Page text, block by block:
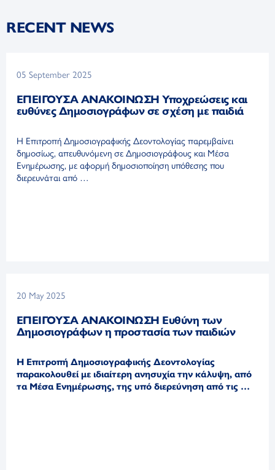
RECENT NEWS
05 September 2025
ΕΠΕΙΓΟΥΣΑ ΑΝΑΚΟΙΝΩΣΗ Υποχρεώσεις και
ευθύνες Δημοσιογράφων σε σχέση με παιδιά
Η Επιτροπή Δημοσιογραφικής Δεοντολογίας παρεμβαίνει
δημοσίως, απευθυνόμενη σε Δημοσιογράφους και Μέσα
Ενημέρωσης, με αφορμή δημοσιοποίηση υπόθεσης που
διερευνάται από …
20 May 2025
ΕΠΕΙΓΟΥΣΑ ΑΝΑΚΟΙΝΩΣΗ Ευθύνη των
Δημοσιογράφων η προστασία των παιδιών
Η Επιτροπή Δημοσιογραφικής Δεοντολογίας
παρακολουθεί με ιδιαίτερη ανησυχία την κάλυψη, από
τα Μέσα Ενημέρωσης, της υπό διερεύνηση από τις …